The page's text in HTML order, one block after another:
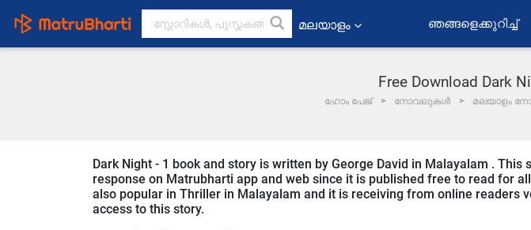
മലയാളം ഞങ്ങളെക്കുറിച്ച്
Free Download Dark
ഹോം പേജ് നോവലുകൾ മലയാളം
Dark Night - 1 book and story is written by George David in Malayalam . This
response on Matrubharti app and web since it is published free to read for
also popular in Thriller in Malayalam and it is receiving from online readers
access to this story.